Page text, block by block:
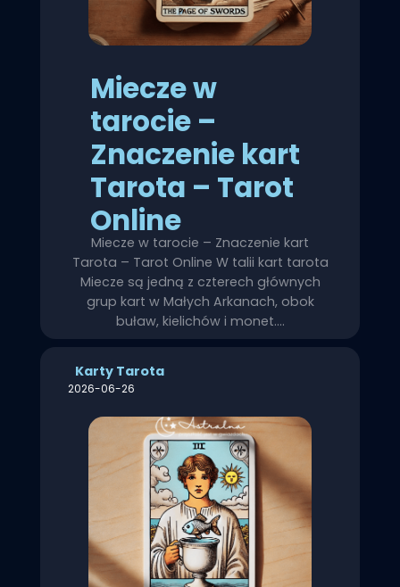
Miecze w
tarocie –
Znaczenie kart
Tarota – Tarot
Online
Miecze w tarocie – Znaczenie kart
Tarota – Tarot Online W talii kart tarota
Miecze są jedną z czterech głównych
grup kart w Małych Arkanach, obok
buław, kielichów i monet.…
Karty Tarota
2026-06-26